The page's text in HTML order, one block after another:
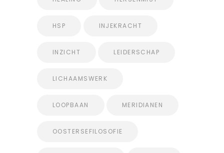
HSP INJEKRACHT
INZICHT LEIDERSCHAP
LICHAAMSWERK
LOOPBAAN MERIDIANEN
OOSTERSEFILOSOFIE